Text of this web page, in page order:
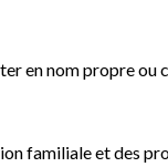
en nom propre ou
familiale et des